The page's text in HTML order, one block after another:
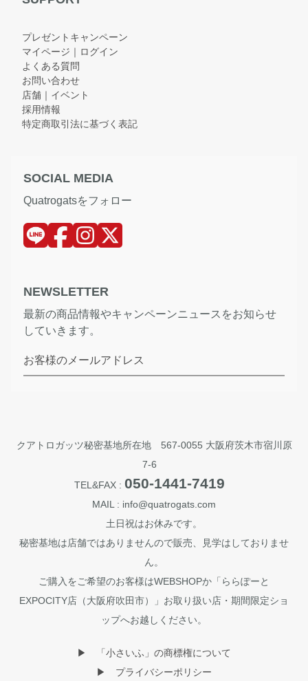
プレゼントキャンペーン
マイページ｜ログイン
よくある質問
お問い合わせ
店舗｜イベント
採用情報
特定商取引法に基づく表記
SOCIAL MEDIA
Quatrogatsをフォロー
NEWSLETTER
最新の商品情報やキャンペーンニュースをお知らせ
していきます。
お客様のメールアドレス
クアトロガッツ秘密基地所在地 567-0055 大阪府茨木市宿川原
7-6
TEL&FAX : 050-1441-7419
MAIL : info@quatrogats.com
土日祝はお休みです。
秘密基地は店舗ではありませんので販売、見学はしておりませ
ん。
ご購入をご希望のお客様はWEBSHOPか「ららぽーと
EXPOCITY店（大阪府吹田市）」お取り扱い店・期間限定ショ
ップへお越しください。
▶︎ 「小さいふ」の商標権について
▶︎ プライバシーポリシー